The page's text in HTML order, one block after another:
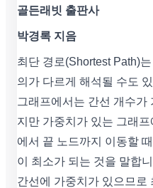
골든래빗 출판사
박경록 지음
최단 경로(Shortest Path)
의가 다르게 해석될 수도
그래프에서는 간선 개수가
지만 가중치가 있는 그래
에서 끝 노드까지 이동할
이 최소가 되는 것을 말합
간선에 가중치가 있으므로